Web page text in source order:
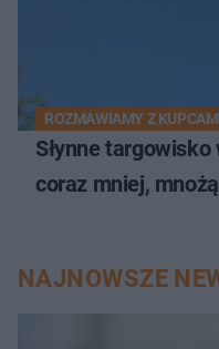
ROZMAWIAMY Z
Słynne targowisko
coraz mniej,
NAJNOWSZE